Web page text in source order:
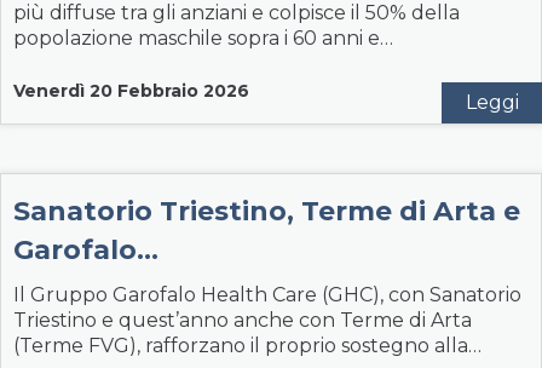
più diffuse tra gli anziani e colpisce il 50% della
popolazione maschile sopra i 60 anni e…
Venerdì 20 Febbraio 2026 Leggi
Sanatorio Triestino, Terme di Arta e
Garofalo…
Il Gruppo Garofalo Health Care (GHC), con Sanatorio
Triestino e quest’anno anche con Terme di Arta
(Terme FVG), rafforzano il proprio sostegno alla…